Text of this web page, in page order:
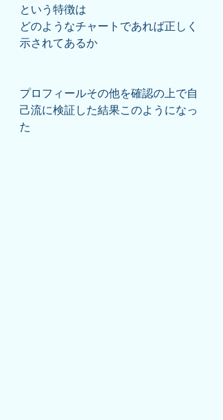
という特徴は
どのようなチャートであれば正しく
示されてあるか
プロフィールその他を確認の上で自
己流に検証した結果このようになっ
た